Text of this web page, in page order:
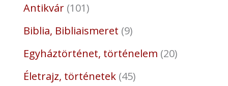
Antikvár 101
Biblia, Bibliaismeret 9
Egyháztörténet, történelem 20
Életrajz, történetek 45